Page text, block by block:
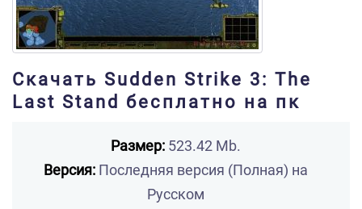
Скачать Sudden Strike 3: The
Last Stand бесплатно на пк
Размер:523.42 Mb.
Версия:Последняя версия (Полная) на
Русском